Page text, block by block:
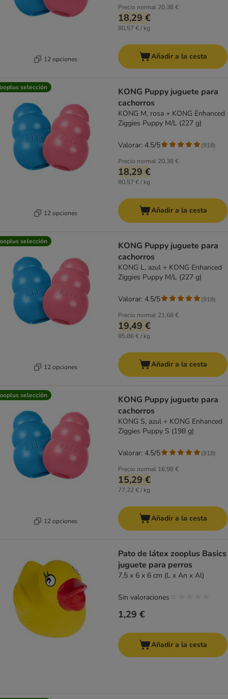
12 opciones
Precio normal 20,38 €
18,29 €
80,57 € / kg
Añadir a la cesta
selección
12 opciones
KONG Puppy juguete para
cachorros
KONG M, rosa + KONG Enhanced
Ziggies Puppy M/L (227 g)
Precio normal 20,38 €
18,29 €
80,57 € / kg
Valorar: 4.5/5 (918)
Añadir a la cesta
selección
12 opciones
KONG Puppy juguete para
cachorros
KONG L, azul + KONG Enhanced
Ziggies Puppy M/L (227 g)
Precio normal 21,68 €
19,49 €
85,86 € / kg
Valorar: 4.5/5 (918)
Añadir a la cesta
selección
12 opciones
KONG Puppy juguete para
cachorros
KONG S, azul + KONG Enhanced
Ziggies Puppy S (198 g)
Precio normal 16,98 €
15,29 €
77,22 € / kg
Valorar: 4.5/5 (918)
Añadir a la cesta
Pato de látex zooplus Basics
juguete para perros
7,5 x 6 x 6 cm (L x An x Al)
1,29 €
Sin valoraciones
Añadir a la cesta